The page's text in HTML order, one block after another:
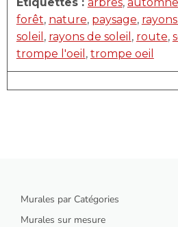
forêt, nature, paysage,
soleil , rayons de soleil , route,
trompe l'oeil , trompe oeil
Murales par Catégories
Murales sur mesure